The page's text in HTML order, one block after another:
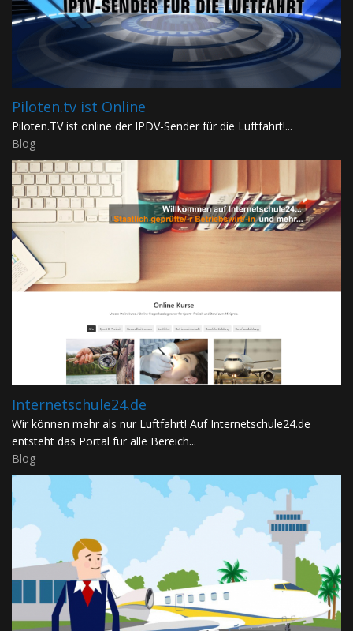
Piloten.tv ist Online
Piloten.TV ist online der IPDV-Sender für die Luftfahrt!...
Blog
Internetschule24.de
Wir können mehr als nur Luftfahrt! Auf Internetschule24.de
entsteht das Portal für alle Bereich...
Blog